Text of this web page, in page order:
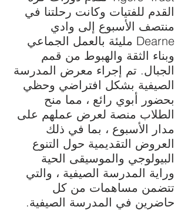
القدم للفتيات وكانت رحلتنا في
منتصف الأسبوع إلى وادي
Dearne مليئة بالعمل الجماعي
وبناء الثقة والهبوط من قمم
الجبال. تم إجراء معرض المدرسة
الصيفية بشكل افتراضي وحظي
بحضور أبوي رائع ، مما منح
الطلاب منصة لعرض عملهم على
مدار الأسبوع ، بما في ذلك
العروض التقديمية حول التنوع
البيولوجي والموسيقى الحية
وراية المدرسة الصيفية ، والتي
تتضمن مساهمات من كل
حاضرين في المدرسة الصيفية.